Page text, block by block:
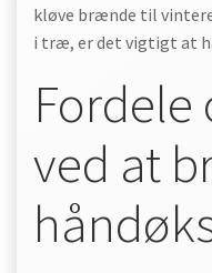
kløve brænde til
i træ, er det vigtigt at
ved at